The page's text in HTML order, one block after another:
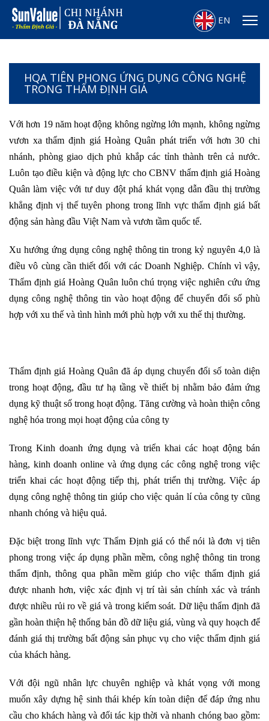
EN
HQA TIÊN PHONG ỨNG DỤNG CÔNG NGHỆ
TRONG THẨM ĐỊNH GIÁ
Với hơn 19 năm hoạt động không ngừng lớn mạnh, không ngừng
vươn xa thẩm định giá Hoàng Quân phát triển với hơn 30 chi
nhánh, phòng giao dịch phủ khắp các tỉnh thành trên cả nước.
Luôn tạo điều kiện và động lực cho CBNV thẩm định giá Hoàng
Quân làm việc với tư duy đột phá khát vọng dẫn đầu thị trường
khẳng định vị thế tuyên phong trong lĩnh vực thẩm định giá bất
động sản hàng đầu Việt Nam và vươn tầm quốc tế.
Xu hướng ứng dụng công nghệ thông tin trong kỷ nguyên 4,0 là
điều vô cùng cần thiết đối với các Doanh Nghiệp. Chính vì vậy,
Thẩm định giá Hoàng Quân luôn chú trọng việc nghiên cứu ứng
dụng công nghệ thông tin vào hoạt động để chuyển đổi số phù
hợp với xu thế và tình hình mới phù hợp với xu thế thị thường.
Thẩm định giá Hoàng Quân đã áp dụng chuyển đổi số toàn diện
trong hoạt động, đầu tư hạ tầng về thiết bị nhằm bảo đảm ứng
dụng kỹ thuật số trong hoạt động. Tăng cường và hoàn thiện công
nghệ hóa trong mọi hoạt động của công ty
Trong Kinh doanh ứng dụng và triển khai các hoạt động bán
hàng, kinh doanh online và ứng dụng các công nghệ trong việc
triển khai các hoạt động tiếp thị, phát triển thị trường. Việc áp
dụng công nghệ thông tin giúp cho việc quản lí của công ty cũng
nhanh chóng và hiệu quả.
Đặc biệt trong lĩnh vực Thẩm Định giá có thể nói là đơn vị tiên
phong trong việc áp dụng phần mềm, công nghệ thông tin trong
thẩm định, thông qua phần mềm giúp cho việc thẩm định giá
được nhanh hơn, việc xác định vị trí tài sản chính xác và tránh
được nhiều rủi ro về giá và trong kiểm soát. Dữ liệu thẩm định đã
gần hoàn thiện hệ thống bản đồ dữ liệu giá, vùng và quy hoạch để
đánh giá thị trường bất động sản phục vụ cho việc thẩm định giá
của khách hàng.
Với đội ngũ nhân lực chuyên nghiệp và khát vọng với mong
muốn xây dựng hệ sinh thái khép kín toàn diện để đáp ứng nhu
cầu cho khách hàng và đối tác kịp thời và nhanh chóng bao gồm: